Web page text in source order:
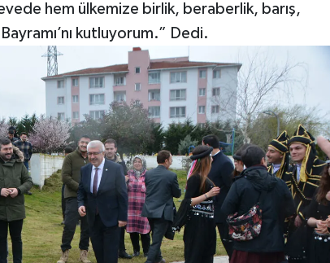
hem ülkemize birlik, beraberlik, barış,
kutluyorum.” Dedi.